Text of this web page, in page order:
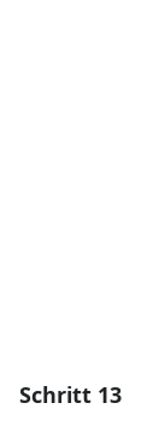
Schritt 13